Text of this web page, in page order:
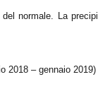
normale. La
– gennaio